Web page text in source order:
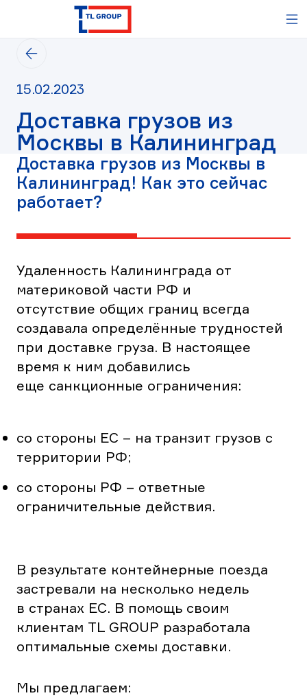
логистический
представитель
Вернуться
предыдущую
страницу
Дата
15.02.2023
15.02.2023
Доставка грузов из
Москвы в Калининград
Доставка грузов из Москвы в
Калининград! Как это сейчас
работает?
Удаленность Калининграда от
материковой части РФ и
отсутствие общих границ всегда
создавала определённые трудностей
при доставке груза. В настоящее
время к ним добавились
еще санкционные ограничения:
со стороны ЕС – на транзит грузов с
территории РФ;
со стороны РФ – ответные
ограничительные действия.
В результате контейнерные поезда
застревали на несколько недель
в странах ЕС. В помощь своим
клиентам TL GROUP разработала
оптимальные схемы доставки.
Мы предлагаем: